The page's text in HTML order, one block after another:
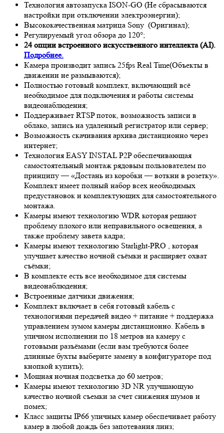
Технология автозапуска ISON-GO (Не сбрасываются
настройки при отключении электроэнергии);
Высококачественная матрица Sony (Оригинал);
Регулируемый угол обзора до 120°;
24 опции встроенного искусственного интеллекта (AI).
Подробнее.
Камера производит запись 25fps Real Time(Объекты в
движении не размываются);
Полностью готовый комплект, включающий всё
необходимое для подключения и работы системы
видеонаблюдения;
Поддерживает RTSP поток, возможность записи в
облако, запись на удаленный регистратор или сервер;
Возможность скачивания архива дистанционно через
интернет;
Технология EASY INSTAL P2P обеспечивающая
самостоятельный монтаж рядовым пользователем по
принципу — «Достань из коробки — воткни в розетку».
Комплект имеет полный набор всех необходимых
предустановок и комплектующих для самостоятельного
монтажа.
Камеры имеют технологию WDR которая решают
проблему плохого или неправильного освещения, а
также проблему завета кадра;
Камеры имеют технологию Starlight-PRO , которая
улучшает качество ночной съёмки и расширяет охват
съёмки;
В комплекте есть все необходимое для системы
видеонаблюдения;
Встроенные датчики движения;
Комплект включает в себя готовый кабель с
технологиями передачей видео + питание + поддержка
управлением зумом камеры дистанционно. Кабель в
уличном исполнении по 18 метров на камеру с
готовыми разъёмами (если вам требуются более
длинные бухты выберите замену в конфигураторе под
кнопкой купить);
Мощная ночная подсветка до 60 метров;
Камеры имеют технологию 3D NR улучшающую
качество ночной съемки за счет снижения шумов и
помех;
Класс защиты IP66 уличных камер обеспечивает работу
камер в любой дождь без запотевания линз;